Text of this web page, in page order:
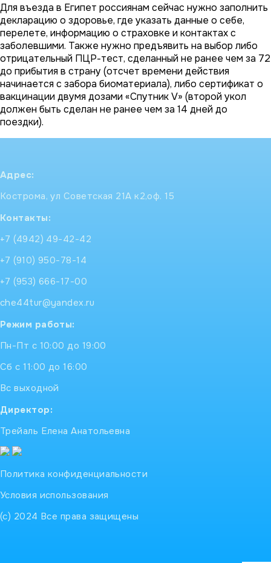
Для въезда в Египет россиянам сейчас нужно заполнить
декларацию о здоровье, где указать данные о себе,
перелете, информацию о страховке и контактах с
заболевшими. Также нужно предъявить на выбор либо
отрицательный ПЦР-тест, сделанный не ранее чем за 72
до прибытия в страну (отсчет времени действия
начинается с забора биоматериала), либо сертификат о
вакцинации двумя дозами «Спутник V» (второй укол
должен быть сделан не ранее чем за 14 дней до
поездки).
Адрес:
Кострома, ул Советская 21А к2,оф. 15
Контакты:
+7 (4942) 49-42-42
+7 (910) 950-78-14
+7 (953) 666-17-00
che44tur@yandex.ru
Режим работы:
Пн-Пт с 10:00 до 19:00
Сб с 11:00 до 16:00
Вс выходной
Директор:
Трейаль Елена Анатольевна
Политика конфиденциальности
Условия использования
(с) 2024 Все права защищены